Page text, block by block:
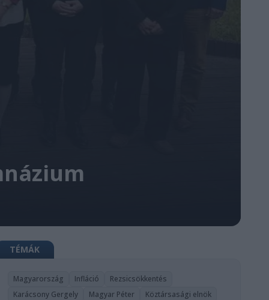
TÉMÁK
Magyarország Infláció
Rezsicsökkentés
Karácsony Gergely
Magyar Péter
Köztársasági elnök